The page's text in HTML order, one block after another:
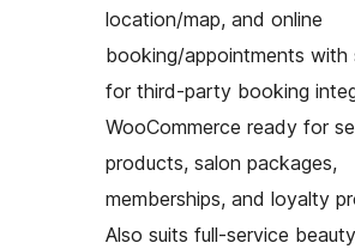
location/map, and online
booking/appointments with
for third-party booking
WooCommerce ready for
products, salon packages,
memberships, and loyalty
Also suits full-service